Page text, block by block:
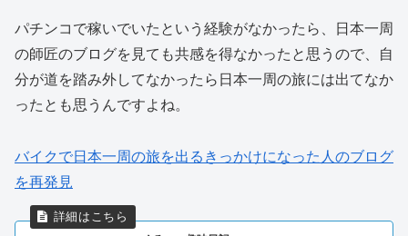
パチンコで稼いでいたという経験がなかったら、日本一周
の師匠のブログを見ても共感を得なかったと思うので、自
分が道を踏み外してなかったら日本一周の旅には出てなか
ったとも思うんですよね。
バイクで日本一周の旅を出るきっかけになった人のブログ
を再発見